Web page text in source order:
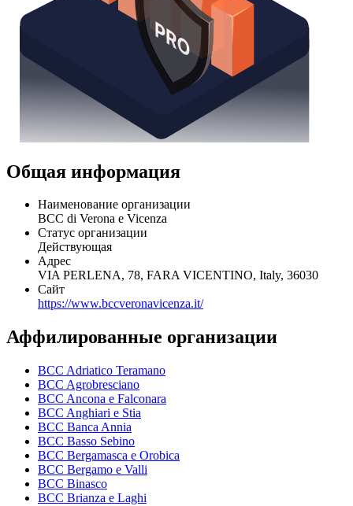
Общая информация
Наименование организации
BCC di Verona e Vicenza
Статус организации
Действующая
Адрес
VIA PERLENA, 78, FARA VICENTINO, Italy, 36030
Сайт
https://www.bccveronavicenza.it/
Аффилированные организации
BCC Adriatico Teramano
BCC Agrobresciano
BCC Ancona e Falconara
BCC Anghiari e Stia
BCC Banca Annia
BCC Basso Sebino
BCC Bergamasca e Orobica
BCC Bergamo e Valli
BCC Binasco
BCC Brianza e Laghi